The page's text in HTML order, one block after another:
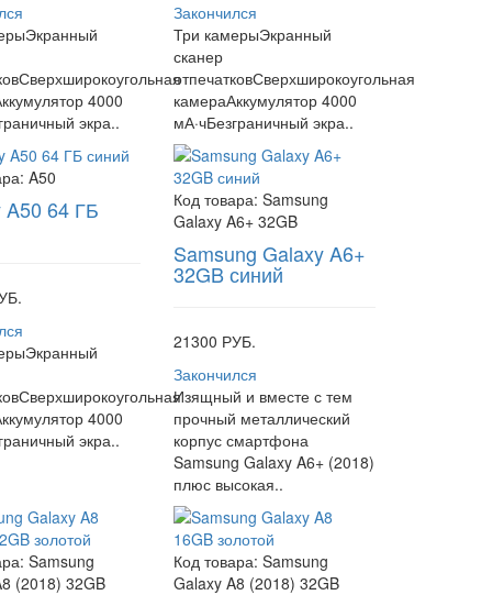
4000
экра..
Закончился
Три камерыЭкранный
сканер
отпечатковСверхширокоугольная
камераАккумулятор 4000
мА·чБезграничный экра..
A50
A50 64 ГБ
4000
экра..
Код товара:Samsung
Galaxy A6+ 32GB
Samsung Galaxy A6+
32GB синий
21300 РУБ.
Закончился
Изящный и вместе с тем
прочный металлический
корпус смартфона
Samsung Galaxy A6+ (2018)
плюс высокая..
Samsung
(2018) 32GB
Код товара:Samsung
Galaxy A8 (2018) 32GB